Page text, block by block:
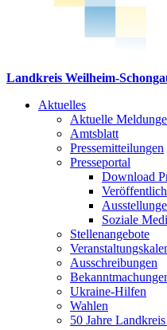
Landkreis Weilheim-
Aktuelles
Aktuelle
Amtsblatt
Pressemitteilungen
Presseportal
Download
Soziale
Stellenangebote
Ausschreibungen
Ukraine-Hilfen
Wahlen
50 Jahre